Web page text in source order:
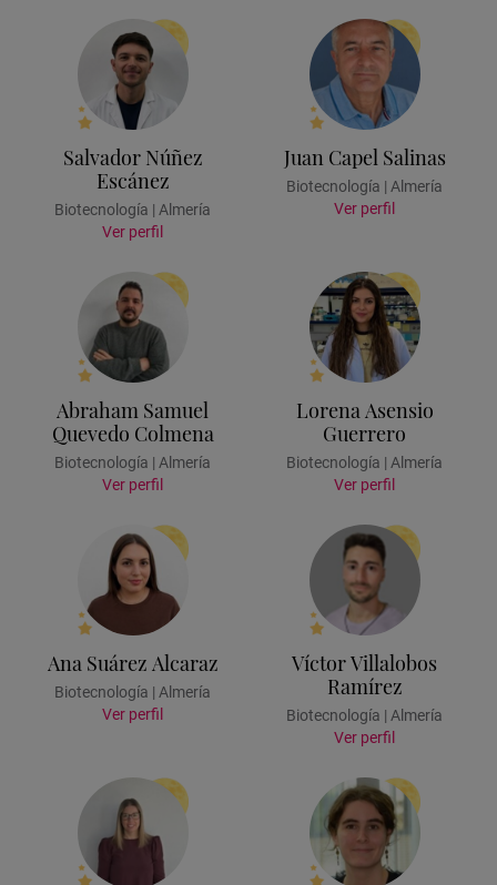
Salvador Núñez
Escánez
Biotecnología | Almería
Ver perfil
Juan Capel Salinas
Biotecnología | Almería
Ver perfil
Abraham Samuel
Quevedo Colmena
Biotecnología | Almería
Ver perfil
Lorena Asensio
Guerrero
Biotecnología | Almería
Ver perfil
Ana Suárez Alcaraz
Biotecnología | Almería
Ver perfil
Víctor Villalobos
Ramírez
Biotecnología | Almería
Ver perfil